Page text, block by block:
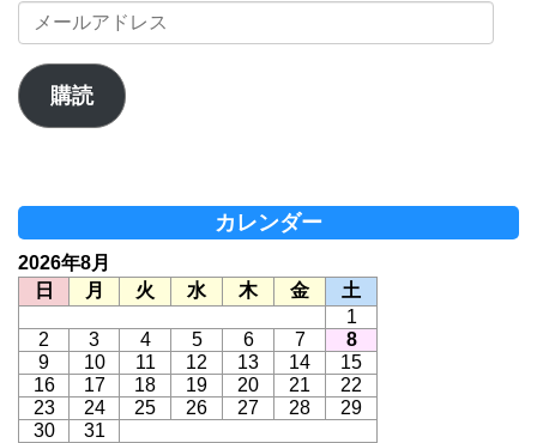
メ
ー
ア
ド
購読
カレンダー
2026年8月
日
月 火 水 木 金
土
1
2
3 4 5 6 7
8
9
10 11 12 13 14
15
16
17 18 19 20 21
22
23
24 25 26 27 28
29
30
31